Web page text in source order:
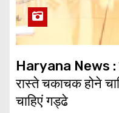
Haryana News :
रास्ते चकाचक होने
चाहिएं गड्ढे